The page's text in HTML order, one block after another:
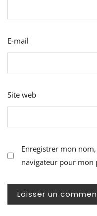
E-mail
Site web
Enregistrer mon
navigateur pour mon